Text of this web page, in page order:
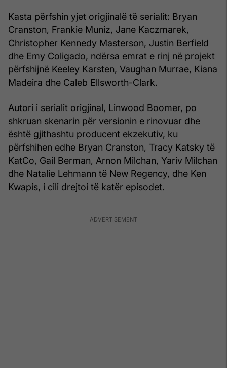
Kasta përfshin yjet origjinalë të serialit: Bryan
Cranston, Frankie Muniz, Jane Kaczmarek,
Christopher Kennedy Masterson, Justin Berfield
dhe Emy Coligado, ndërsa emrat e rinj në projekt
përfshijnë Keeley Karsten, Vaughan Murrae, Kiana
Madeira dhe Caleb Ellsworth-Clark.
Autori i serialit origjinal, Linwood Boomer, po
shkruan skenarin për versionin e rinovuar dhe
është gjithashtu producent ekzekutiv, ku
përfshihen edhe Bryan Cranston, Tracy Katsky të
KatCo, Gail Berman, Arnon Milchan, Yariv Milchan
dhe Natalie Lehmann të New Regency, dhe Ken
Kwapis, i cili drejtoi të katër episodet.